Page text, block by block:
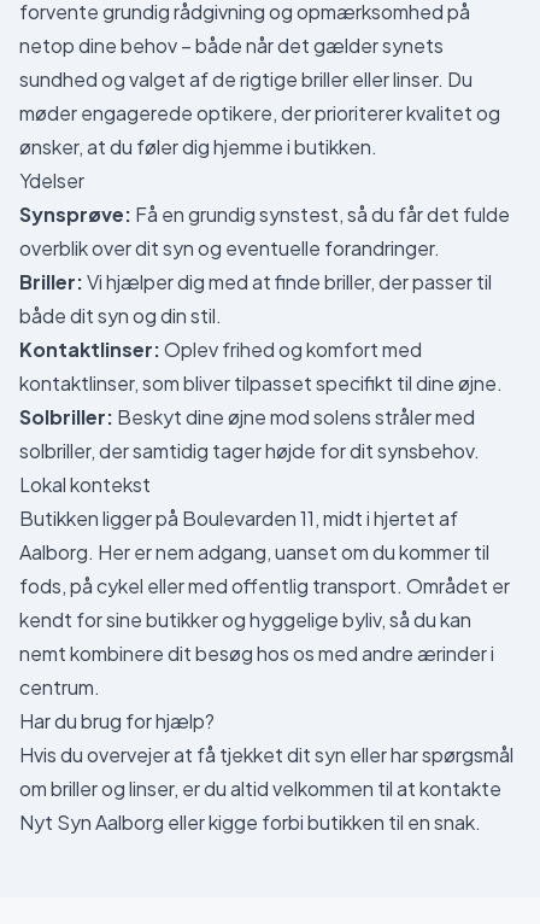
forvente grundig rådgivning og opmærksomhed på
netop dine behov – både når det gælder synets
sundhed og valget af de rigtige briller eller linser. Du
møder engagerede optikere, der prioriterer kvalitet og
ønsker, at du føler dig hjemme i butikken.
Ydelser
Synsprøve: Få en grundig synstest, så du får det fulde
overblik over dit syn og eventuelle forandringer.
Briller:Vi hjælper dig med at finde briller, der passer til
både dit syn og din stil.
Kontaktlinser:Oplev frihed og komfort med
kontaktlinser, som bliver tilpasset specifikt til dine øjne.
Solbriller: Beskyt dine øjne mod solens stråler med
solbriller, der samtidig tager højde for dit synsbehov.
Lokal kontekst
Butikken ligger på Boulevarden 11, midt i hjertet af
Aalborg. Her er nem adgang, uanset om du kommer til
fods, på cykel eller med offentlig transport. Området er
kendt for sine butikker og hyggelige byliv, så du kan
nemt kombinere dit besøg hos os med andre ærinder i
centrum.
Har du brug for hjælp?
Hvis du overvejer at få tjekket dit syn eller har spørgsmål
om briller og linser, er du altid velkommen til at kontakte
Nyt Syn Aalborg eller kigge forbi butikken til en snak.